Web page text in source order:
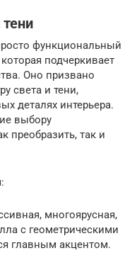
функциональный
подчеркивает
Оно призвано
света и тени,
деталях интерьера.
выбору
преобразить, так и
многоярусная,
с геометрическими
главным акцентом.